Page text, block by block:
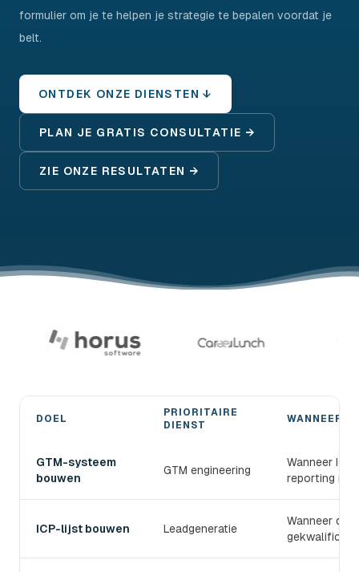
formulier om je te helpen je strategie te bepalen voordat je
belt.
ONTDEK ONZE DIENSTEN ↓
PLAN JE GRATIS CONSULTATIE →
ZIE ONZE RESULTATEN →
DOEL
PRIORITAIRE
DIENST
WANNEER
GTM-systeem
bouwen
GTM engineering
Wanneer
reporting
ICP-lijst bouwen Leadgeneratie
Wanneer de